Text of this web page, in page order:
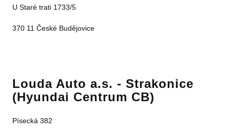
U Staré trati 1733/5
370 11 České Budějovice
Louda Auto a.s. - Strakonice
(Hyundai Centrum CB)
Písecká 382